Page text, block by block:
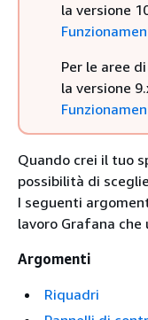
la versione
Per le aree
la versione
Quando crei il tuo
possibilità di
I seguenti
lavoro Grafana
Argomenti
Riquadri